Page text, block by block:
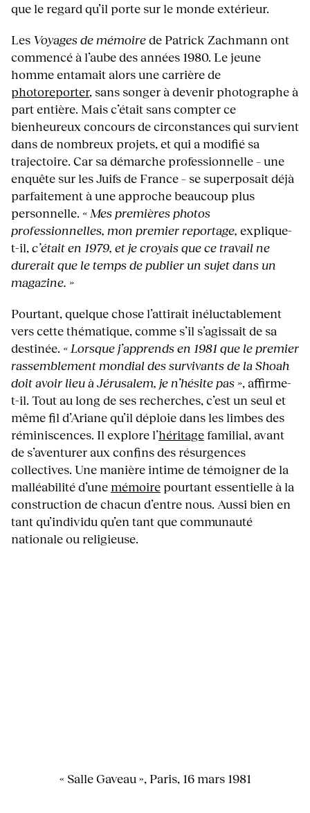
que le regard qu’il porte sur le monde extérieur.
Les Voyages de mémoirede Patrick Zachmann ont
commencé à l’aube des années 1980. Le jeune
homme entamait alors une carrière de
photoreporter, sans songer à devenir photographe à
part entière. Mais c’était sans compter ce
bienheureux concours de circonstances qui survient
dans de nombreux projets, et qui a modifié sa
trajectoire. Car sa démarche professionnelle – une
enquête sur les Juifs de France – se superposait déjà
parfaitement à une approche beaucoup plus
personnelle. « Mes premières photos
professionnelles, mon premier reportage, explique-
t-il,c’était en 1979, et je croyais que ce travail ne
durerait que le temps de publier un sujet dans un
magazine. »
Pourtant, quelque chose l’attirait inéluctablement
vers cette thématique, comme s’il s’agissait de sa
destinée. « Lorsque j’apprends en 1981 que le premier
rassemblement mondial des survivants de la Shoah
doit avoir lieu à Jérusalem, je n’hésite pas », affirme-
t-il. Tout au long de ses recherches, c’est un seul et
même fil d’Ariane qu’il déploie dans les limbes des
réminiscences. Il explore l’héritagefamilial, avant
de s’aventurer aux confins des résurgences
collectives. Une manière intime de témoigner de la
malléabilité d’unemémoirepourtant essentielle à la
construction de chacun d’entre nous. Aussi bien en
tant qu’individu qu’en tant que communauté
nationale ou religieuse.
« Salle Gaveau », Paris, 16 mars 1981